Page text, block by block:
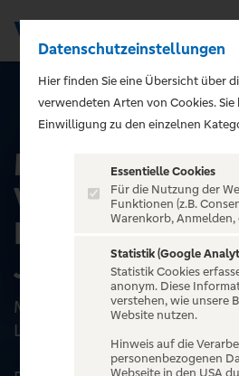
ALLE EVENTS
MATTHIAS
VERDAMMT,
DICH! – Die
MATTHIAS REIM - 35 JAHRE
LIEB´ DICH“ - DIE
Datenschutzeinstellungen
Hier finden Sie eine Übersicht über
verwendeten Arten von Cookies.
Einwilligung zu den einzelnen
Essentielle Cookies
Für die Nutzung der
Funktionen (z.B.
Warenkorb, Anmelden,
Statistik (Google
Statistik Cookies
anonym. Diese
verstehen, wie unsere
Website nutzen.
Hinweis auf die
personenbezogenen